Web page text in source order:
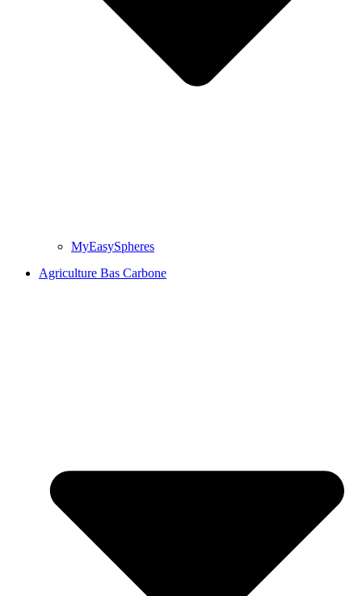
MyEasySpheres
Agriculture Bas Carbone